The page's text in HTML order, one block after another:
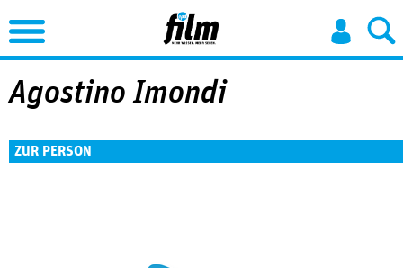
Jump to Navigation
Agostino Imondi
ZUR PERSON